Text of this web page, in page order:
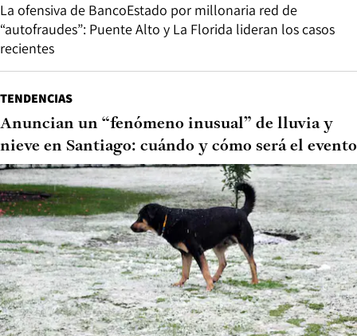
La ofensiva de BancoEstado por millonaria red de
“autofraudes”: Puente Alto y La Florida lideran los casos
recientes
TENDENCIAS
Anuncian un “fenómeno inusual” de lluvia y
nieve en Santiago: cuándo y cómo será el evento